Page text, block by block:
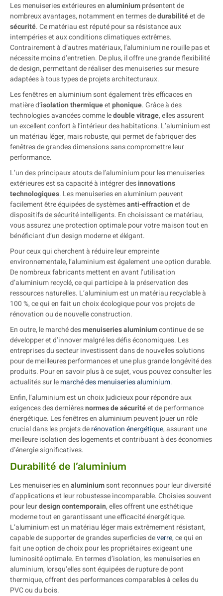
Les menuiseries extérieures enaluminiumprésentent de
nombreux avantages, notamment en termes dedurabilitéet de
sécurité. Ce matériau est réputé pour sa résistance aux
intempéries et aux conditions climatiques extrêmes.
Contrairement à d’autres matériaux, l’aluminium ne rouille pas et
nécessite moins d’entretien. De plus, il offre une grande flexibilité
de design, permettant de réaliser des menuiseries sur mesure
adaptées à tous types de projets architecturaux.
Les fenêtres en aluminium sont également très efficaces en
matière d’isolation thermiqueetphonique. Grâce à des
technologies avancées comme ledouble vitrage, elles assurent
un excellent confort à l’intérieur des habitations. L’aluminium est
un matériau léger, mais robuste, qui permet de fabriquer des
fenêtres de grandes dimensions sans compromettre leur
performance.
L’un des principaux atouts de l’aluminium pour les menuiseries
extérieures est sa capacité à intégrer desinnovations
technologiques. Les menuiseries en aluminium peuvent
facilement être équipées de systèmesanti-effractionet de
dispositifs de sécurité intelligents. En choisissant ce matériau,
vous assurez une protection optimale pour votre maison tout en
bénéficiant d’un design moderne et élégant.
Pour ceux qui cherchent à réduire leur empreinte
environnementale, l’aluminium est également une option durable.
De nombreux fabricants mettent en avant l’utilisation
d’aluminium recyclé, ce qui participe à la préservation des
ressources naturelles. L’aluminium est un matériau recyclable à
100 %, ce qui en fait un choix écologique pour vos projets de
rénovation ou de nouvelle construction.
En outre, le marché desmenuiseries aluminiumcontinue de se
développer et d’innover malgré les défis économiques. Les
entreprises du secteur investissent dans de nouvelles solutions
pour de meilleures performances et une plus grande longévité des
produits. Pour en savoir plus à ce sujet, vous pouvez consulter les
actualités sur lemarché des menuiseries aluminium.
Enfin, l’aluminium est un choix judicieux pour répondre aux
exigences des dernièresnormes de sécuritéet de performance
énergétique. Les fenêtres en aluminium peuvent jouer un rôle
crucial dans les projets derénovation énergétique, assurant une
meilleure isolation des logements et contribuant à des économies
d’énergie significatives.
Durabilité de l’aluminium
Les menuiseries enaluminiumsont reconnues pour leur diversité
d’applications et leur robustesse incomparable. Choisies souvent
pour leurdesign contemporain, elles offrent une esthétique
moderne tout en garantissant une efficacité énergétique.
L’aluminium est un matériau léger mais extrêmement résistant,
capable de supporter de grandes superficies deverre, ce qui en
fait une option de choix pour les propriétaires exigeant une
luminosité optimale. En termes d’isolation, les menuiseries en
aluminium, lorsqu’elles sont équipées de rupture de pont
thermique, offrent des performances comparables à celles du
PVC ou du bois.